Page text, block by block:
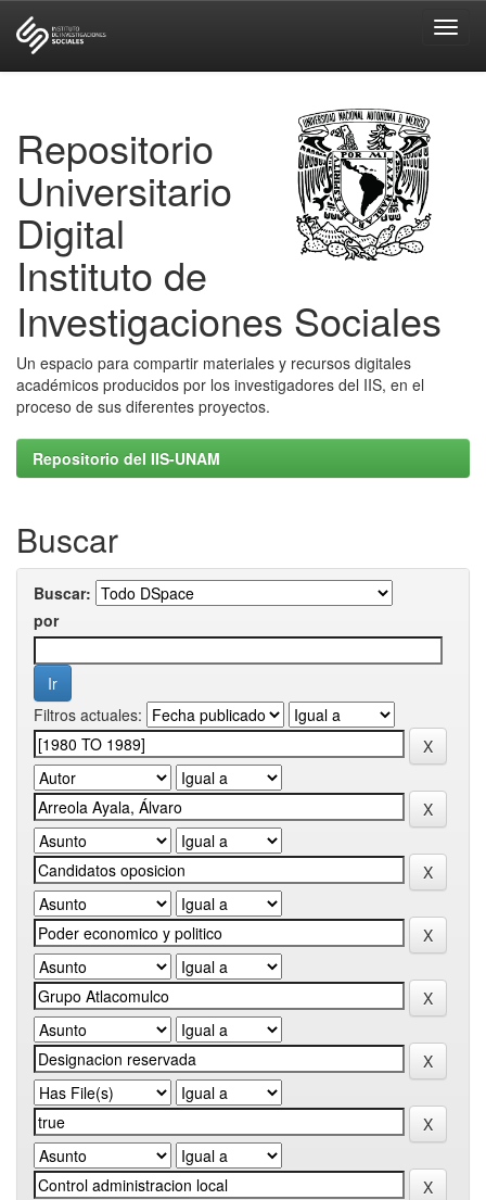
Repositorio
Universitario
Digital
Instituto de
Investigaciones Sociales
Un espacio para compartir materiales y recursos digitales
académicos producidos por los investigadores del IIS, en el
proceso de sus diferentes proyectos.
Repositorio del IIS-UNAM
Buscar
Buscar:
por
Filtros actuales: